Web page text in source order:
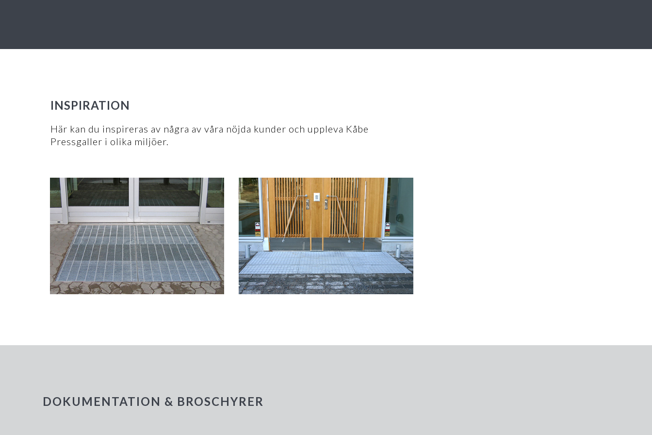
INSPIRATION
Här kan du inspireras av några av våra nöjda kunder och uppleva Kåbe
Pressgaller i olika miljöer.
DOKUMENTATION & BROSCHYRER